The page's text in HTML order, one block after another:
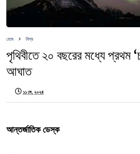
হোম বিশ্ব
পৃথিবীতে ২০ বছরের মধ্যে প্রথম
আঘাত
১১ মে, ২০২৪
আন্তর্জাতিক ডেস্ক